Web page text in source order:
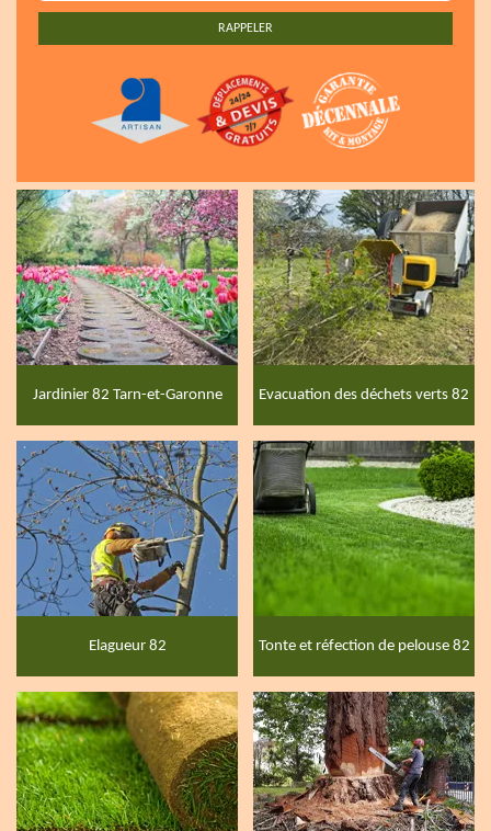
Jardinier 82 Tarn-et-Garonne Evacuation des déchets verts 82
Elagueur 82 Tonte et réfection de pelouse 82